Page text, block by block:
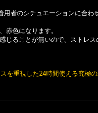
者のシチュエーションに合わ
赤色になります。
じることが無いので、ストレス
を重視した24時間使える究極の